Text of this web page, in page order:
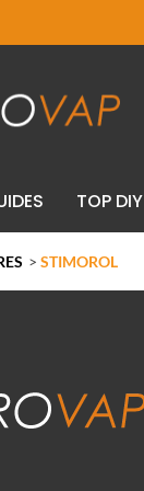
TOP DIY
> STIMOROL